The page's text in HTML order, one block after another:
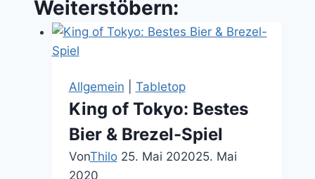
Weiterstöbern:
Allgemein Tabletop
King of Tokyo: Bestes
Bier & Brezel-Spiel
VonThilo 25. Mai 202025. Mai
2020